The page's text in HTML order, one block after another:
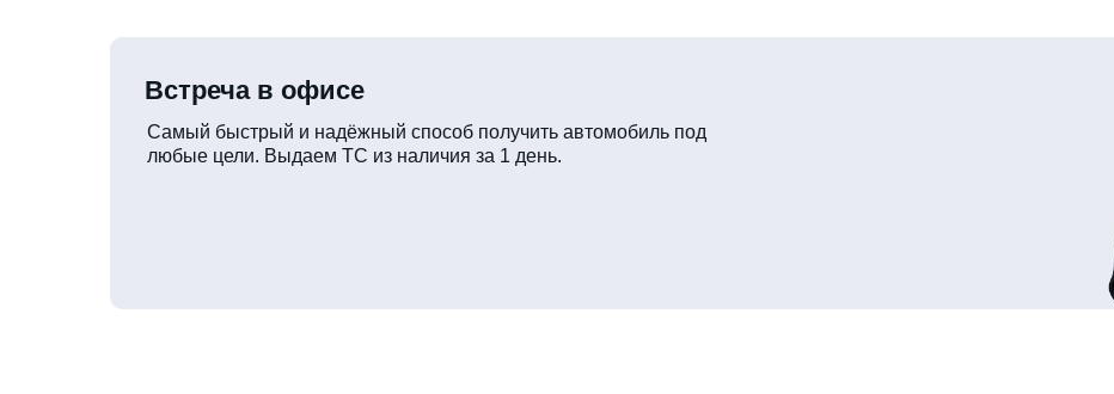
Самый быстрый и надёжный способ получить автомобиль под
любые цели. Выдаем ТС из наличия за 1 день.
Встреча в офисе